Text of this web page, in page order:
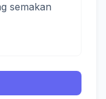
semakan